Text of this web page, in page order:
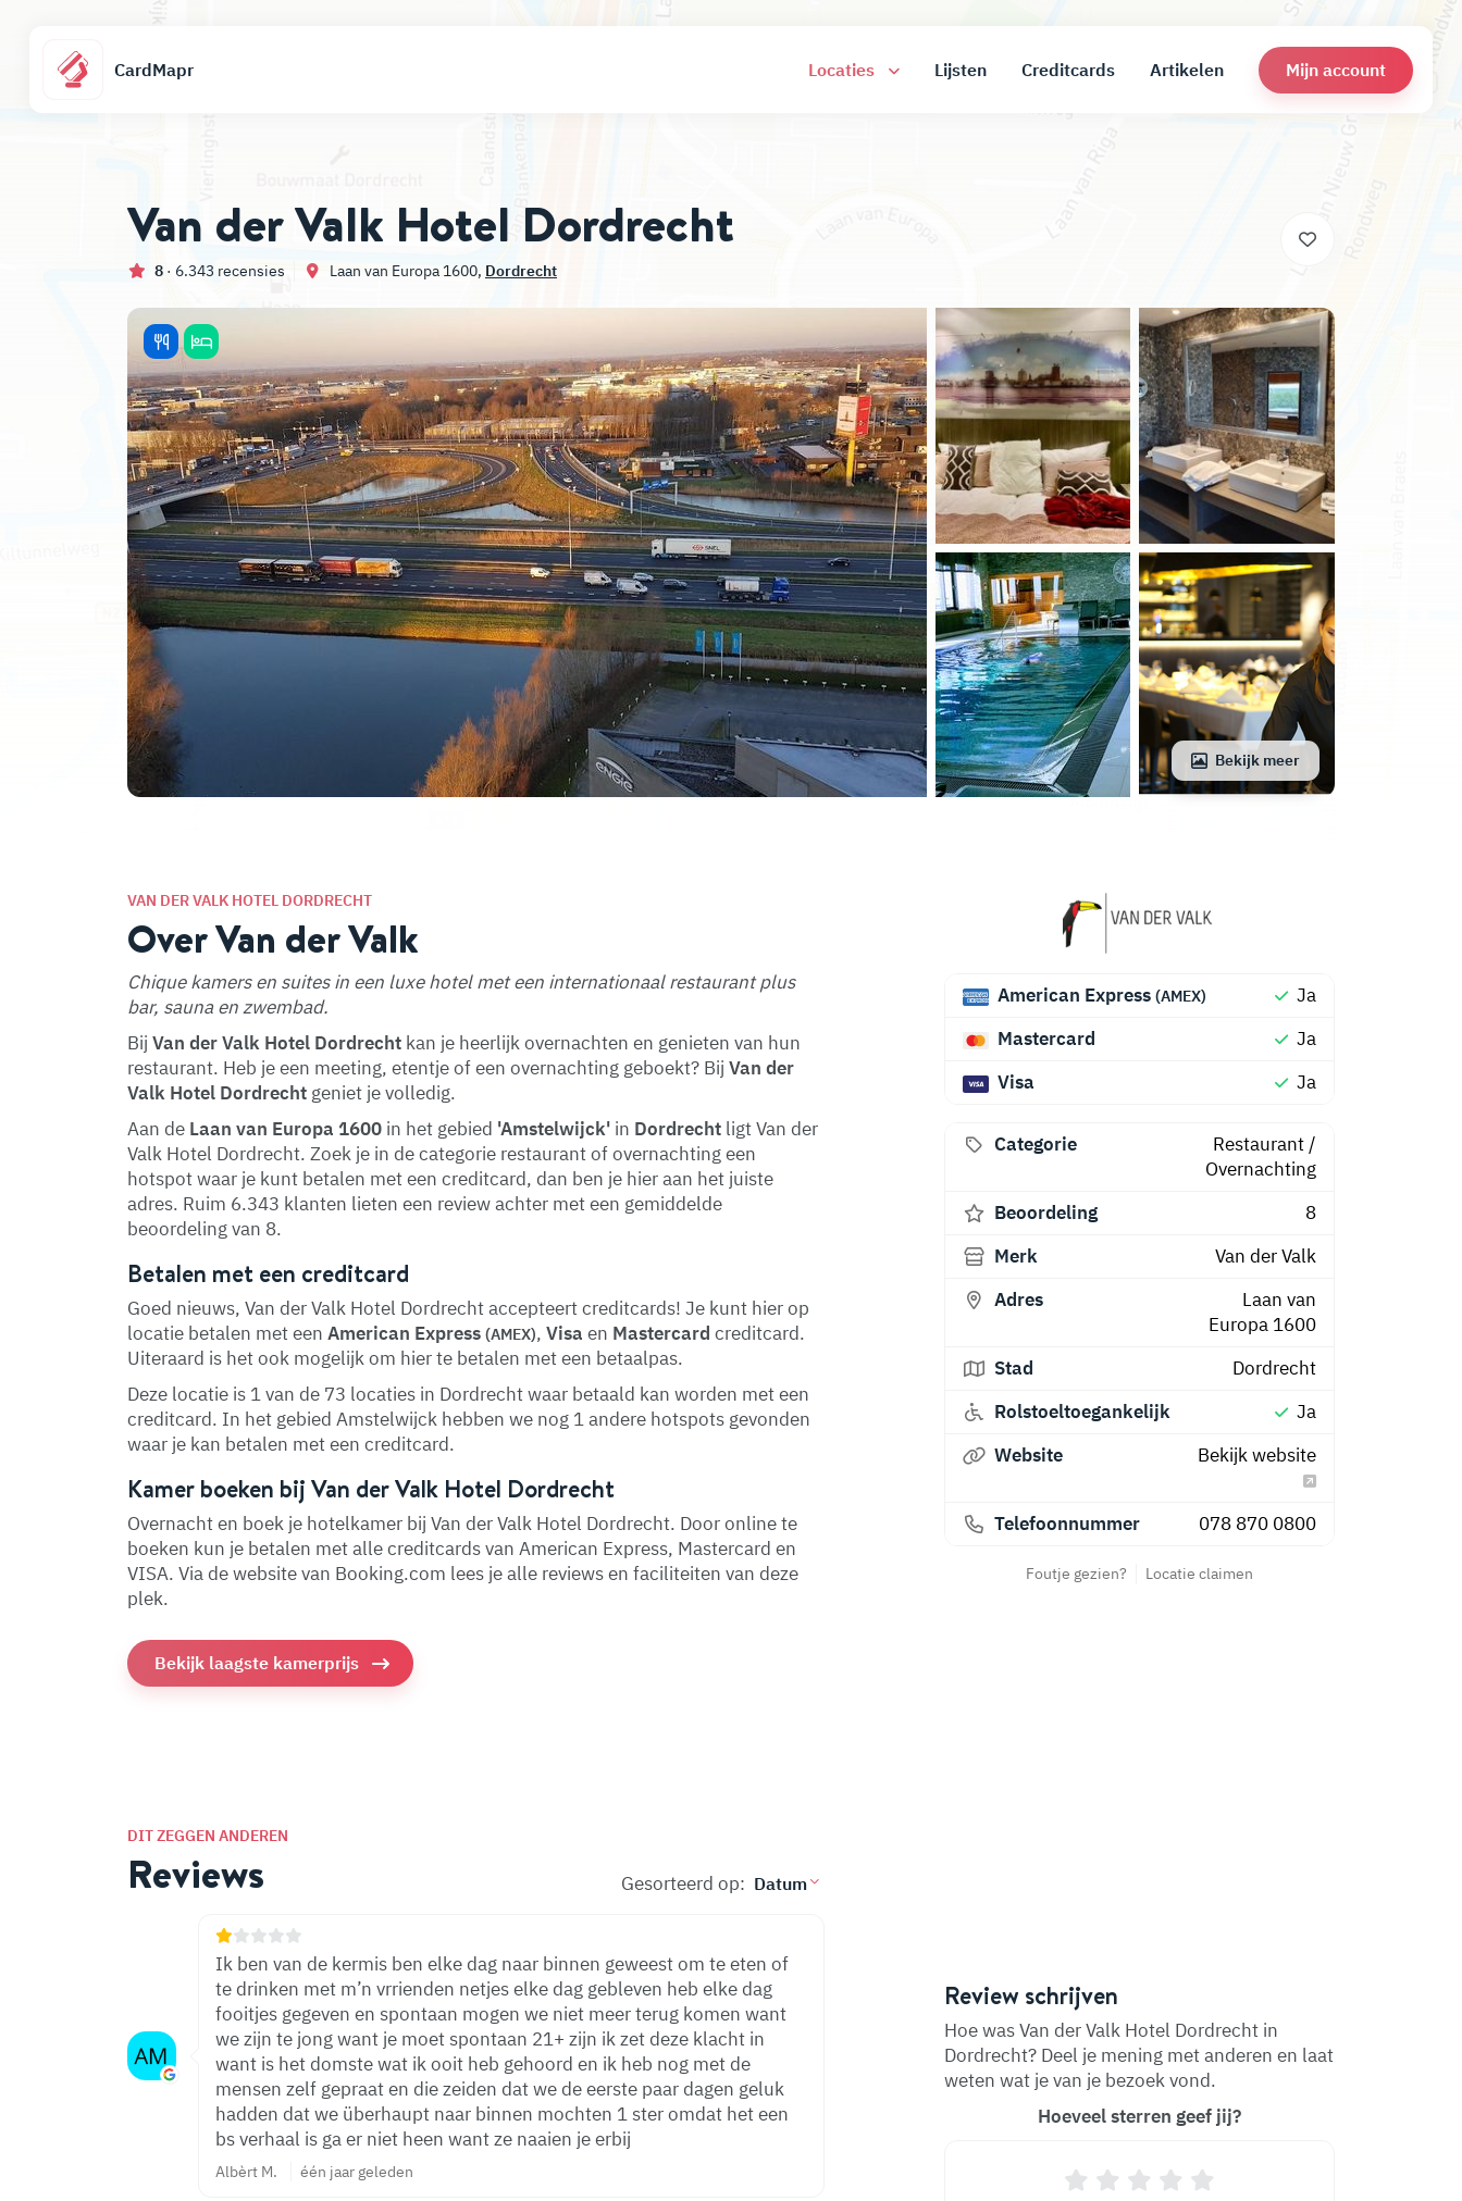
CardMapr Locaties Lijsten Creditcards Artikelen Mijn account
Van der Valk Hotel Dordrecht
8 · 6.343 recensies Laan van Europa 1600, Dordrecht
Bekijk meer
VAN DER VALK HOTEL DORDRECHT
Over Van der Valk
Chique kamers en suites in een luxe hotel met een internationaal restaurant plus
bar, sauna en zwembad.
Bij Van der Valk Hotel Dordrecht kan je heerlijk overnachten en genieten van hun
restaurant. Heb je een meeting, etentje of een overnachting geboekt? Bij Van der
Valk Hotel Dordrecht geniet je volledig.
Aan de Laan van Europa 1600 in het gebied 'Amstelwijck' in Dordrecht ligt Van der
Valk Hotel Dordrecht. Zoek je in de categorie restaurant of overnachting een
hotspot waar je kunt betalen met een creditcard, dan ben je hier aan het juiste
adres. Ruim 6.343 klanten lieten een review achter met een gemiddelde
beoordeling van 8.
Betalen met een creditcard
Goed nieuws, Van der Valk Hotel Dordrecht accepteert creditcards! Je kunt hier op
locatie betalen met een American Express (AMEX), Visa en Mastercard creditcard.
Uiteraard is het ook mogelijk om hier te betalen met een betaalpas.
Deze locatie is 1 van de 73 locaties in Dordrecht waar betaald kan worden met een
creditcard. In het gebied Amstelwijck hebben we nog 1 andere hotspots gevonden
waar je kan betalen met een creditcard.
Kamer boeken bij Van der Valk Hotel Dordrecht
Overnacht en boek je hotelkamer bij Van der Valk Hotel Dordrecht. Door online te
boeken kun je betalen met alle creditcards van American Express, Mastercard en
VISA. Via de website van Booking.com lees je alle reviews en faciliteiten van deze
plek.
Bekijk laagste kamerprijs
American Express (AMEX)
Ja
Mastercard
Ja
Visa
Ja
Categorie Restaurant /
Overnachting
Beoordeling
8
Merk
Van der Valk
Adres
Laan van
Europa 1600
Stad
Dordrecht
Rolstoeltoegankelijk
Ja
Website
Bekijk website
Telefoonnummer 078 870 0800
Foutje gezien? Locatie claimen
DIT ZEGGEN ANDEREN
Reviews Gesorteerd op:
Ik ben van de kermis ben elke dag naar binnen geweest om te eten of
te drinken met m’n vrrienden netjes elke dag gebleven heb elke dag
fooitjes gegeven en spontaan mogen we niet meer terug komen want
we zijn te jong want je moet spontaan 21+ zijn ik zet deze klacht in
want is het domste wat ik ooit heb gehoord en ik heb nog met de
mensen zelf gepraat en die zeiden dat we de eerste paar dagen geluk
hadden dat we überhaupt naar binnen mochten 1 ster omdat het een
bs verhaal is ga er niet heen want ze naaien je erbij
Albèrt M. één jaar geleden
Review schrijven
Hoe was Van der Valk Hotel Dordrecht in
Dordrecht? Deel je mening met anderen en laat
weten wat je van je bezoek vond.
Hoeveel sterren geef jij?